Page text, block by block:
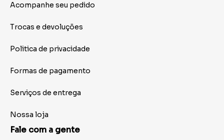
Acompanhe seu pedido
Trocas e devoluções
Politica de privacidade
Formas de pagamento
Serviços de entrega
Nossa loja
Fale com a gente